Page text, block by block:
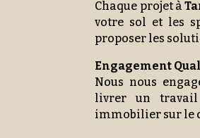
Chaque projet à
votre sol et les
proposer les
Engagement
Nous nous
livrer un travail
immobilier sur le